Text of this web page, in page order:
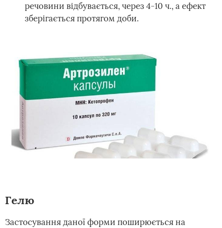
речовини відбувається, через 4-10 ч., а ефект
зберігається протягом доби.
Гелю
Застосування даної форми поширюється на